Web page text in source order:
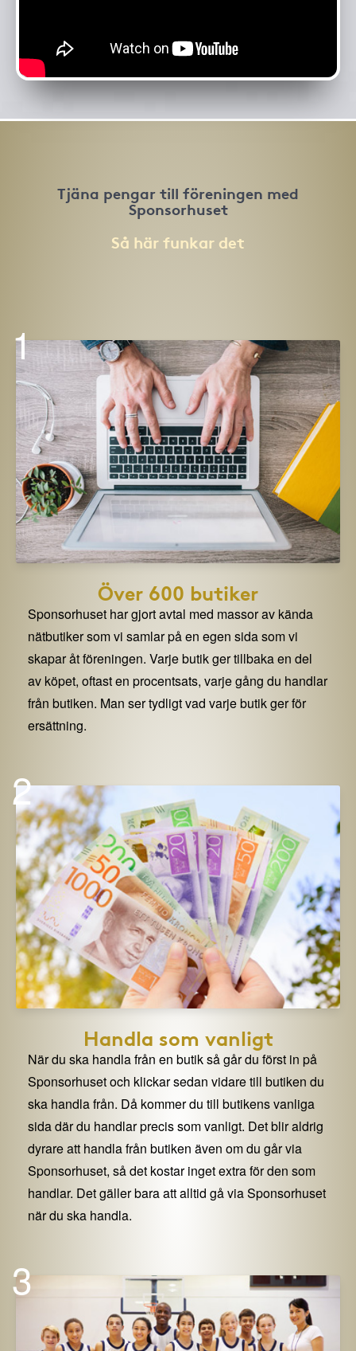
Tjäna pengar till föreningen med
Sponsorhuset
Så här funkar det
1
Över 600 butiker
Sponsorhuset har gjort avtal med massor av kända
nätbutiker som vi samlar på en egen sida som vi
skapar åt föreningen. Varje butik ger tillbaka en del
av köpet, oftast en procentsats, varje gång du handlar
från butiken. Man ser tydligt vad varje butik ger för
ersättning.
2
Handla som vanligt
När du ska handla från en butik så går du först in på
Sponsorhuset och klickar sedan vidare till butiken du
ska handla från. Då kommer du till butikens vanliga
sida där du handlar precis som vanligt. Det blir aldrig
dyrare att handla från butiken även om du går via
Sponsorhuset, så det kostar inget extra för den som
handlar. Det gäller bara att alltid gå via Sponsorhuset
när du ska handla.
3